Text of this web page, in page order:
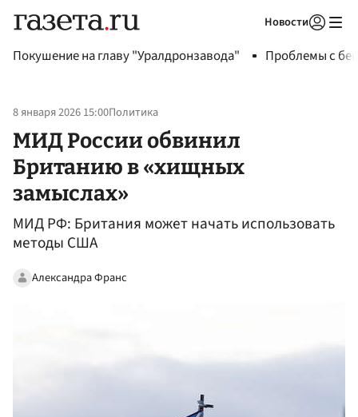
Новости
Покушение на главу "Уралдронзавода" Проблемы с
8 января 2026 15:00Политика
МИД России обвинил
Британию в «хищных
замыслах»
МИД РФ: Британия может начать использовать
методы США
Александра Франс